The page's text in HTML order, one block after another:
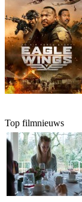
Top filmnieuws